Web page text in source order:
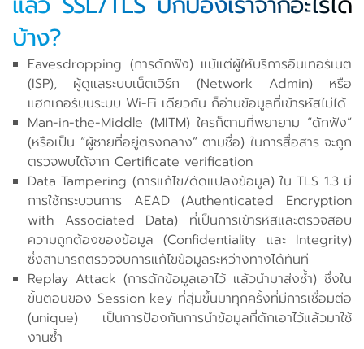
บ้าง?
Eavesdropping (การดักฟัง) แม้แต่ผู้ให้บริการอินเทอร์เนต
(ISP), ผู้ดูแลระบบเน็ตเวิร์ก (Network Admin) หรือ
แฮกเกอร์บนระบบ Wi-Fi เดียวกัน ก็อ่านข้อมูลที่เข้ารหัสไม่ได้
Man-in-the-Middle (MITM) ใครก็ตามที่พยายาม “ดักฟัง”
(หรือเป็น “ผู้ชายที่อยู่ตรงกลาง” ตามชื่อ) ในการสื่อสาร จะถูก
ตรวจพบได้จาก Certificate verification
Data Tampering (การแก้ไข/ดัดแปลงข้อมูล) ใน TLS 1.3 มี
การใช้กระบวนการ AEAD (Authenticated Encryption
with Associated Data) ที่เป็นการเข้ารหัสและตรวจสอบ
ความถูกต้องของข้อมูล (Confidentiality และ Integrity)
ซึ่งสามารถตรวจจับการแก้ไขข้อมูลระหว่างทางได้ทันที
Replay Attack (การดักข้อมูลเอาไว้ แล้วนำมาส่งซ้ำ) ซึ่งใน
ขั้นตอนของ Session key ที่สุ่มขึ้นมาทุกครั้งที่มีการเชื่อมต่อ
(unique) เป็นการป้องกันการนำข้อมูลที่ดักเอาไว้แล้วมาใช้
งานซ้ำ